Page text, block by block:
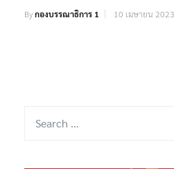
Byกองบรรณาธิการ 1 10 เมษายน 2023